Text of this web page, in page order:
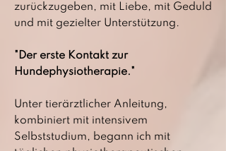
zurückzugeben, mit Liebe, mit Geduld
und mit gezielter Unterstützung.
"Der erste Kontakt zur
Hundephysiotherapie."
Unter tierärztlicher Anleitung,
kombiniert mit intensivem
Selbststudium, begann ich mit